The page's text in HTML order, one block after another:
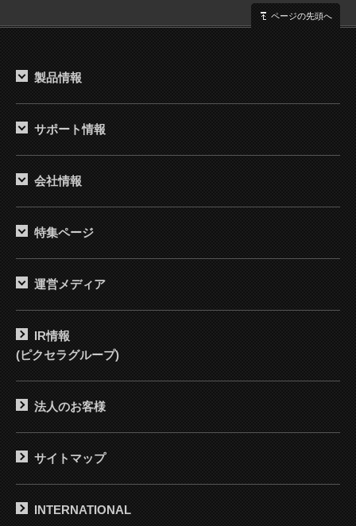
ページの先頭へ
製品情報
サポート情報
会社情報
特集ページ
運営メディア
IR情報
(ピクセラグループ)
法人のお客様
サイトマップ
INTERNATIONAL